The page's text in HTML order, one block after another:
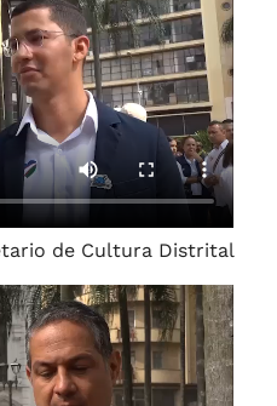
de Cultura Distrital